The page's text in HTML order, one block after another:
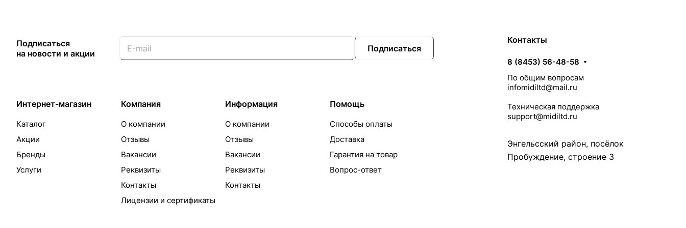
Подписаться
на новости и акции
Подписаться
Интернет-магазин
Каталог
Акции
Бренды
Услуги
Компания
О компании
Отзывы
Вакансии
Реквизиты
Контакты
Лицензии и сертификаты
Информация
О компании
Отзывы
Вакансии
Реквизиты
Контакты
Помощь
Способы оплаты
Доставка
Гарантия на товар
Вопрос-ответ
Контакты
8 (8453) 56-48-58
По общим вопросам
infomidiltd@mail.ru
Техническая поддержка
support@midiltd.ru
Энгельсский район, посёлок
Пробуждение, строение 3